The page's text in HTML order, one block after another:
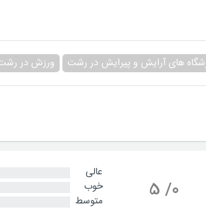
های آرایش و پیرایش در رشت ورزش در
0
/
5
عالی
خوب
متوسط